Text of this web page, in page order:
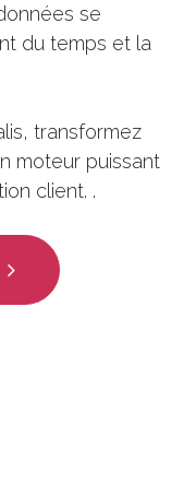
se
du temps et la
transformez
moteur puissant
client. .